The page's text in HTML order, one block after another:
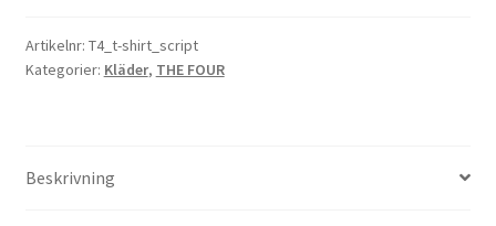
Artikelnr: T4_t-shirt_script
Kategorier: Kläder, THE FOUR
Beskrivning